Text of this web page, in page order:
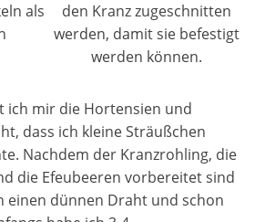
als
den Kranz zugeschnitten
werden, damit sie befestigt
werden können.
ich mir die Hortensien und
dass ich kleine Sträußchen
Nachdem der Kranzrohling, die
die Efeubeeren vorbereitet sind
dünnen Draht und schon